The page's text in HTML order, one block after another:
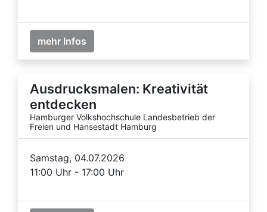
mehr Infos
Ausdrucksmalen: Kreativität
entdecken
Hamburger Volkshochschule Landesbetrieb der
Freien und Hansestadt Hamburg
Samstag, 04.07.2026
11:00 Uhr - 17:00 Uhr